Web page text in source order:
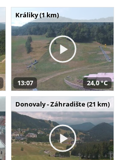
Králiky (1 km)
13:07 24,0 °C
Donovaly - Záhradište (21 km)